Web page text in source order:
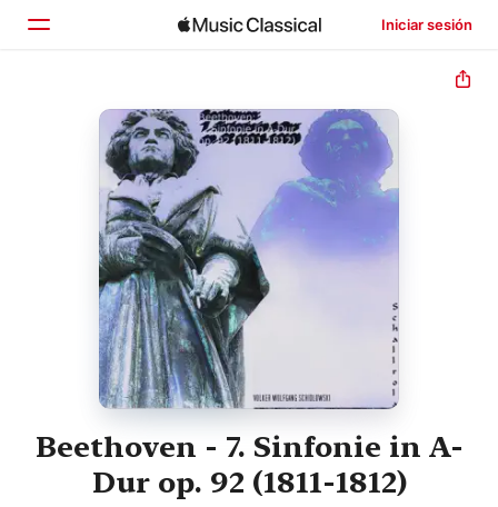
Iniciar sesión
Inicio
Explorar
Buscar
Beethoven - 7. Sinfonie in A-
Dur op. 92 (1811-1812)